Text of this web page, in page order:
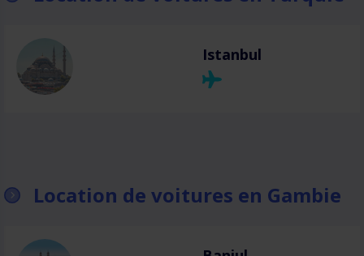
Istanbul
Location de voitures en Gambie